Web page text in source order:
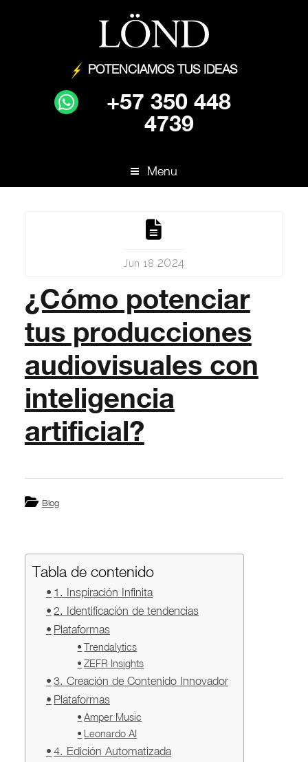
POTENCIAMOS TUS IDEAS
+57 350 448
4739
Menu
Jun 18 2024
¿Cómo potenciar
tus producciones
audiovisuales con
inteligencia
artificial?
Blog
Tabla de contenido
1. Inspiración Infinita
2. Identificación de tendencias
Plataformas
Trendalytics
ZEFR Insights
3. Creación de Contenido Innovador
Plataformas
Amper Music
Leonardo AI
4. Edición Automatizada